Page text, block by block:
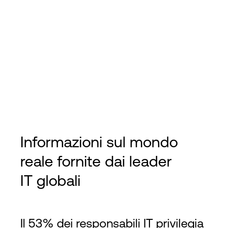
Informazioni sul mondo
reale fornite dai leader
IT globali
Il 53% dei responsabili IT privilegia